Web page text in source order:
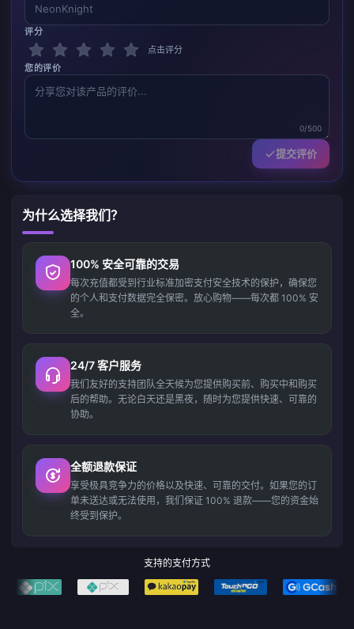
评分
点击评分
您的评价
0/500
提交评价
为什么选择我们？
100% 安全可靠的交易
每次充值都受到行业标准加密支付安全技术的保护，确保您
的个人和支付数据完全保密。放心购物——每次都 100% 安
全。
24/7 客户服务
我们友好的支持团队全天候为您提供购买前、购买中和购买
后的帮助。无论白天还是黑夜，随时为您提供快速、可靠的
协助。
全额退款保证
享受极具竞争力的价格以及快速、可靠的交付。如果您的订
单未送达或无法使用，我们保证 100% 退款——您的资金始
终受到保护。
支持的支付方式